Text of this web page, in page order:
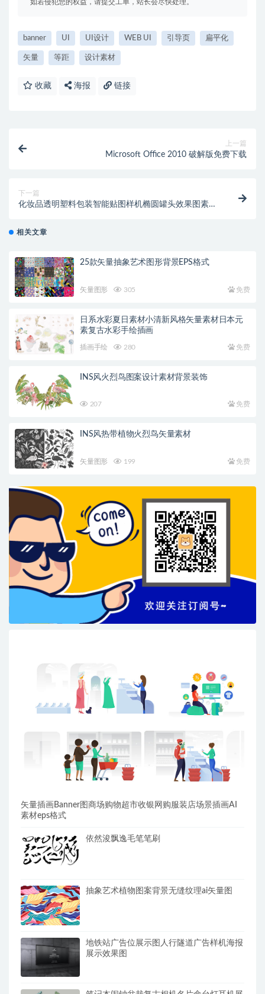
如若侵犯您的权益，请提交工单，站长会尽快处理。
banner UI UI设计 WEB UI 引导页 扁平化
矢量 等距 设计素材
收藏 海报 链接
上一篇
Microsoft Office 2010 破解版免费下载
下一篇
化妆品透明塑料包装智能贴图样机椭圆罐头效果图素材
相关文章
25款矢量抽象艺术图形背景EPS格式
矢量图形 305 免费
日系水彩夏日素材小清新风格矢量素材日本元
素复古水彩手绘插画
插画手绘 280 免费
INS风火烈鸟图案设计素材背景装饰
207 免费
INS风热带植物火烈鸟矢量素材
矢量图形 199 免费
矢量插画Banner图商场购物超市收银网购服装店场景插画AI
素材eps格式
依然浚飘逸毛笔笔刷
抽象艺术植物图案背景无缝纹理ai矢量图
地铁站广告位展示图人行隧道广告样机海报
展示效果图